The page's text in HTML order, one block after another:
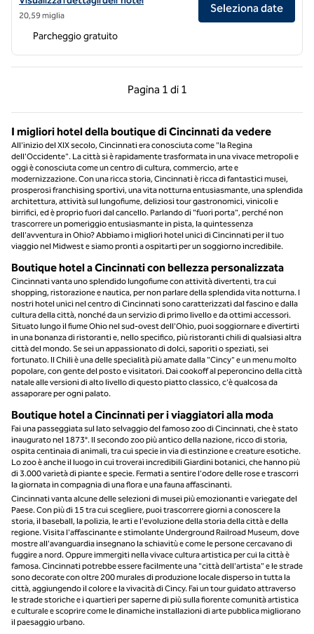
20,59 miglia
Seleziona date
Parcheggio gratuito
Pagina 1 di 1
Pagina precedente, 1 di 1
Pagina 1 di 1
I migliori hotel della boutique di Cincinnati da vedere
All'inizio del XIX secolo, Cincinnati era conosciuta come "la Regina
dell'Occidente". La città si è rapidamente trasformata in una vivace metropoli e
oggi è conosciuta come un centro di cultura, commercio, arte e
modernizzazione. Con una ricca storia, Cincinnati è ricca di fantastici musei,
prosperosi franchising sportivi, una vita notturna entusiasmante, una splendida
architettura, attività sul lungofiume, deliziosi tour gastronomici, vinicoli e
birrifici, ed è proprio fuori dal cancello. Parlando di "fuori porta", perché non
trascorrere un pomeriggio entusiasmante in pista, la quintessenza
dell'avventura in Ohio? Abbiamo i migliori hotel unici di Cincinnati per il tuo
viaggio nel Midwest e siamo pronti a ospitarti per un soggiorno incredibile.
Boutique hotel a Cincinnati con bellezza personalizzata
Cincinnati vanta uno splendido lungofiume con attività divertenti, tra cui
shopping, ristorazione e nautica, per non parlare della splendida vita notturna. I
nostri hotel unici nel centro di Cincinnati sono caratterizzati dal fascino e dalla
cultura della città, nonché da un servizio di primo livello e da ottimi accessori.
Situato lungo il fiume Ohio nel sud-ovest dell'Ohio, puoi soggiornare e divertirti
in una bonanza di ristoranti e, nello specifico, più ristoranti chili di qualsiasi altra
città del mondo. Se sei un appassionato di dolci, saporiti o speziati, sei
fortunato. Il Chili è una delle specialità più amate dalla "Cincy" e un menu molto
popolare, con gente del posto e visitatori. Dai cookoff al peperoncino della città
natale alle versioni di alto livello di questo piatto classico, c'è qualcosa da
assaporare per ogni palato.
Boutique hotel a Cincinnati per i viaggiatori alla moda
Fai una passeggiata sul lato selvaggio del famoso zoo di Cincinnati, che è stato
inaugurato nel 1873°. Il secondo zoo più antico della nazione, ricco di storia,
ospita centinaia di animali, tra cui specie in via di estinzione e creature esotiche.
Lo zoo è anche il luogo in cui troverai incredibili Giardini botanici, che hanno più
di 3.000 varietà di piante e specie. Fermati a sentire l'odore delle rose e trascorri
la giornata in compagnia di una flora e una fauna affascinanti.
Cincinnati vanta alcune delle selezioni di musei più emozionanti e variegate del
Paese. Con più di 15 tra cui scegliere, puoi trascorrere giorni a conoscere la
storia, il baseball, la polizia, le arti e l'evoluzione della storia della città e della
regione. Visita l'affascinante e stimolante Underground Railroad Museum, dove
mostre all'avanguardia insegnano la schiavitù e come le persone cercavano di
fuggire a nord. Oppure immergiti nella vivace cultura artistica per cui la città è
famosa. Cincinnati potrebbe essere facilmente una "città dell'artista" e le strade
sono decorate con oltre 200 murales di produzione locale disperso in tutta la
città, aggiungendo il colore e la vivacità di Cincy. Fai un tour guidato attraverso
le strade storiche e i quartieri per saperne di più sulla fiorente comunità artistica
e culturale e scoprire come le dinamiche installazioni di arte pubblica migliorano
il paesaggio urbano.